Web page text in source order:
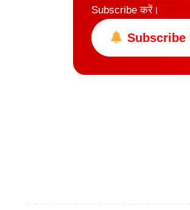
Subscribe करें।
Subscribe